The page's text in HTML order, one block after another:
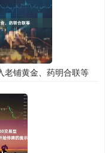
老铺黄金、药明合联等